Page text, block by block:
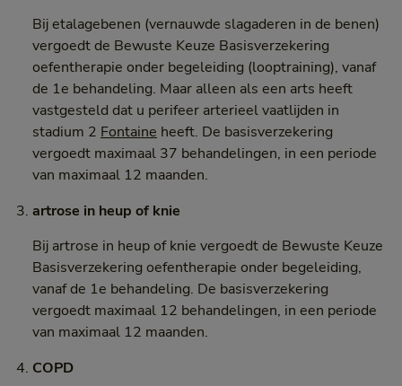
Bij etalagebenen (vernauwde slagaderen in de benen)
vergoedt de Bewuste Keuze Basisverzekering
oefentherapie onder begeleiding (looptraining), vanaf
de 1e behandeling. Maar alleen als een arts heeft
vastgesteld dat u perifeer arterieel vaatlijden in
stadium 2 Fontaine heeft. De basisverzekering
vergoedt maximaal 37 behandelingen, in een periode
van maximaal 12 maanden.
artrose in heup of knie
Bij artrose in heup of knie vergoedt de Bewuste Keuze
Basisverzekering oefentherapie onder begeleiding,
vanaf de 1e behandeling. De basisverzekering
vergoedt maximaal 12 behandelingen, in een periode
van maximaal 12 maanden.
COPD